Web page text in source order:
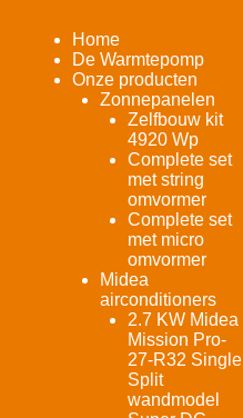
Home
De Warmtepomp
Onze producten
Zonnepanelen
Zelfbouw kit
4920 Wp
Complete set
met string
omvormer
Complete set
met micro
omvormer
Midea
airconditioners
2.7 KW Midea
Mission Pro-
27-R32 Single
Split
wandmodel